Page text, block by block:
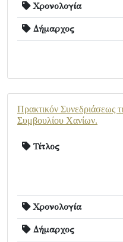
Χρονολογία
Δήμαρχος
Πρακτικόν Συνεδριάσεως
Συμβουλίου Χανίων.
Τίτλος
Χρονολογία
Δήμαρχος